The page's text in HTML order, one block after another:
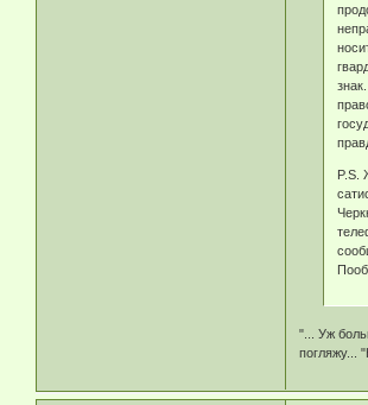
P.S.
"... Уж
погляжу...